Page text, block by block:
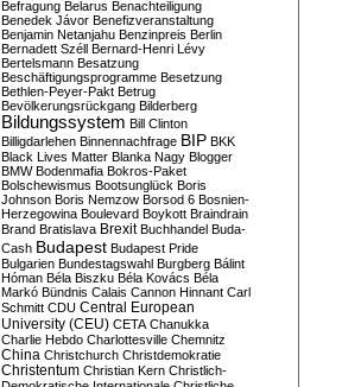
Befragung Belarus Benachteiligung
Benedek Jávor Benefizveranstaltung
Benjamin Netanjahu Benzinpreis Berlin
Bernadett Széll Bernard-Henri Lévy
Bertelsmann Besatzung
Beschäftigungsprogramme Besetzung
Bethlen-Peyer-Pakt Betrug
Bevölkerungsrückgang Bilderberg
Bildungssystem Bill Clinton
Billigdarlehen Binnennachfrage BIP BKK
Black Lives Matter Blanka Nagy Blogger
BMW Bodenmafia Bokros-Paket
Bolschewismus Bootsunglück Boris
Johnson Boris Nemzow Borsod 6 Bosnien-
Herzegowina Boulevard Boykott Braindrain
Brand Bratislava Brexit Buchhandel Buda-
Cash Budapest Budapest Pride
Bulgarien Bundestagswahl Burgberg Bálint
Hóman Béla Biszku Béla Kovács Béla
Markó Bündnis Calais Cannon Hinnant Carl
Schmitt CDU Central European
University (CEU) CETA Chanukka
Charlie Hebdo Charlottesville Chemnitz
China Christchurch Christdemokratie
Christentum Christian Kern Christlich-